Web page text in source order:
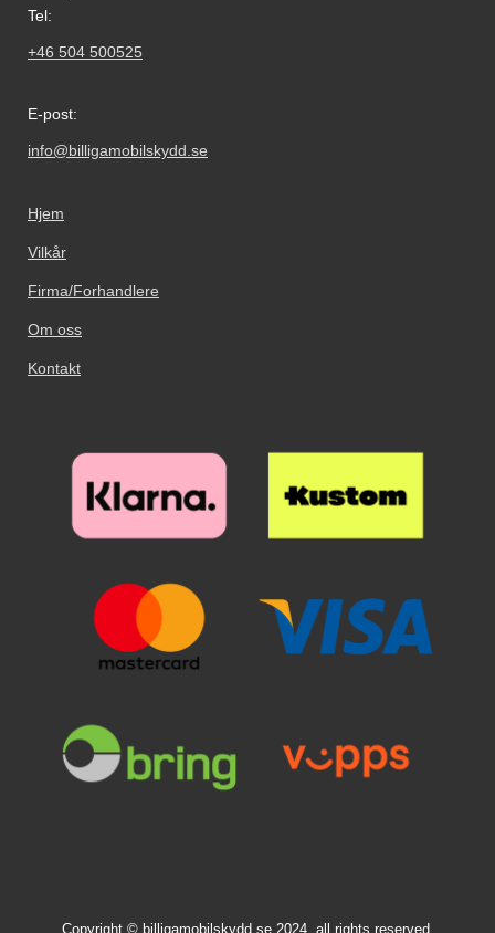
Tel:
+46 504 500525
E-post:
info@billigamobilskydd.se
Hjem
Vilkår
Firma/Forhandlere
Om oss
Kontakt
Copyright © billigamobilskydd.se 2024, all rights reserved.